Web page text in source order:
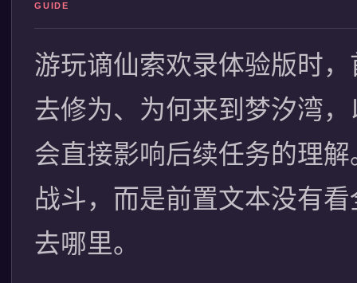
GUIDE
游玩谪仙索欢录体验版时
去修为、为何来到梦汐湾
会直接影响后续任务的理
战斗，而是前置文本没有
去哪里。